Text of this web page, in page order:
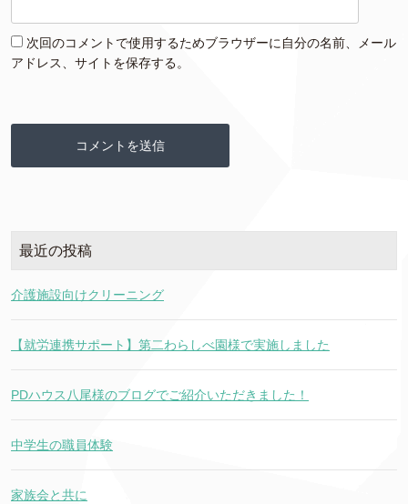
次回のコメントで使用するためブラウザーに自分の名前、メール
アドレス、サイトを保存する。
最近の投稿
介護施設向けクリーニング
【就労連携サポート】第二わらしべ園様で実施しました
PDハウス八尾様のブログでご紹介いただきました！
中学生の職員体験
家族会と共に